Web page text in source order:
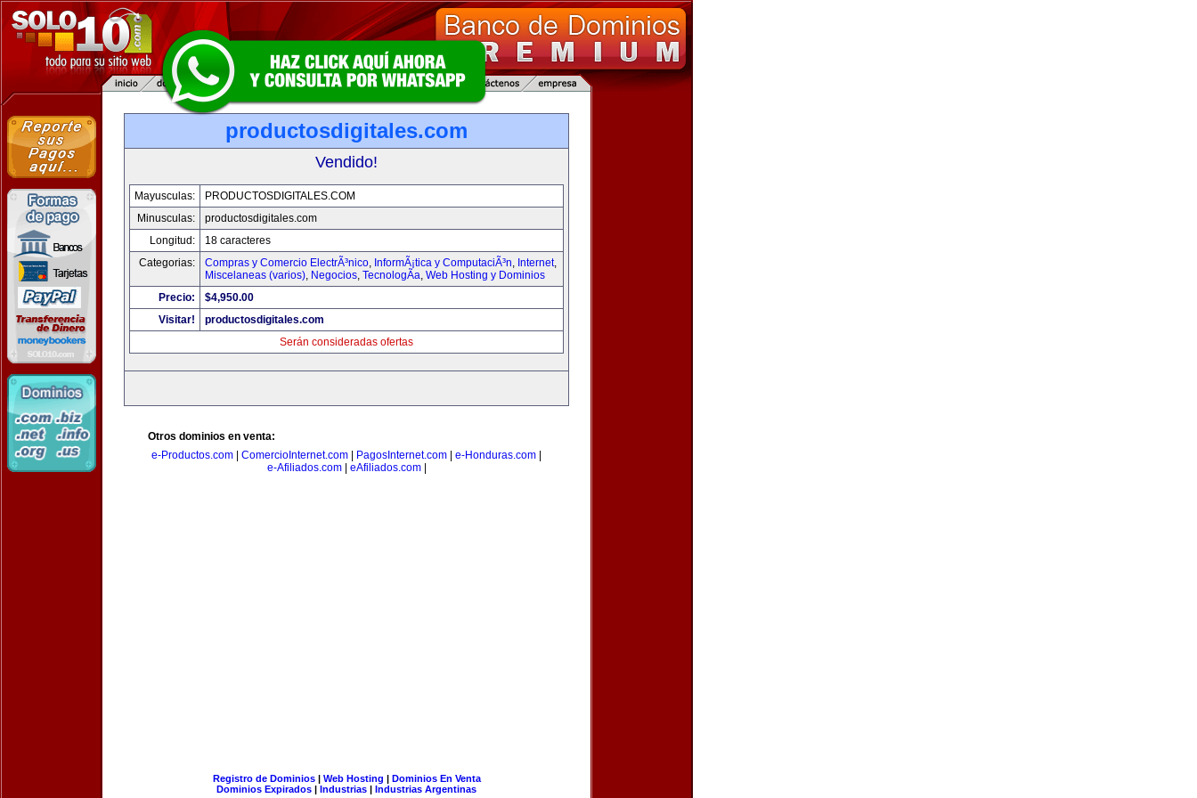
productosdigitales.com
Vendido!
Mayusculas:
PRODUCTOSDIGITALES.COM
Minusculas:
productosdigitales.com
Longitud:
18 caracteres
Categorias:
Compras y Comercio ElectrÃ³nico, InformÃ¡tica y ComputaciÃ³n, Internet,
Miscelaneas (varios), Negocios, TecnologÃ­a, Web Hosting y Dominios
Precio:
$4,950.00
Visitar!
productosdigitales.com
Serán consideradas ofertas
Otros dominios en venta:
e-Productos.com
ComercioInternet.com PagosInternet.com e-Honduras.com
e-Afiliados.com| eAfiliados.com|
Registro de Dominios| Web Hosting | Dominios En Venta
Dominios Expirados | Industrias | Industrias Argentinas